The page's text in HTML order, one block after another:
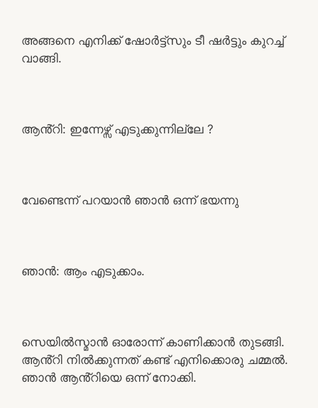
അങ്ങനെ എനിക്ക് ഷോർട്ട്സും ടീ ഷർട്ടും കുറച്ച്
വാങ്ങി.
ആൻ്റി: ഇന്നേഴ്സ് എടുക്കുന്നില്ലേ ?
വേണ്ടെന്ന് പറയാൻ ഞാൻ ഒന്ന് ഭയന്നു
ഞാൻ: ആം എടുക്കാം.
സെയിൽസ്മാൻ ഓരോന്ന് കാണിക്കാൻ തുടങ്ങി.
ആൻ്റി നിൽക്കുന്നത് കണ്ട് എനിക്കൊരു ചമ്മൽ.
ഞാൻ ആൻ്റിയെ ഒന്ന് നോക്കി.